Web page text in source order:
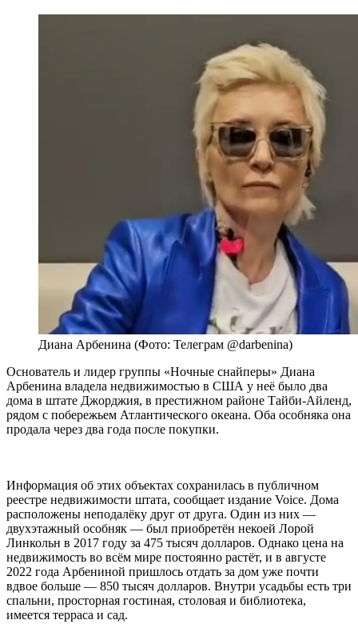
Диана Арбенина (Фото: Телеграм @darbenina)
Основатель и лидер группы «Ночные снайперы» Диана
Арбенина владела недвижимостью в США у неё было два
дома в штате Джорджия, в престижном районе Тайби-Айленд,
рядом с побережьем Атлантического океана. Оба особняка она
продала через два года после покупки.
Информация об этих объектах сохранилась в публичном
реестре недвижимости штата, сообщает издание Voice. Дома
расположены неподалёку друг от друга. Один из них —
двухэтажный особняк — был приобретён некоей Лорой
Линкольн в 2017 году за 475 тысяч долларов. Однако цена на
недвижимость во всём мире постоянно растёт, и в августе
2022 года Арбениной пришлось отдать за дом уже почти
вдвое больше — 850 тысяч долларов. Внутри усадьбы есть три
спальни, просторная гостиная, столовая и библиотека,
имеется терраса и сад.